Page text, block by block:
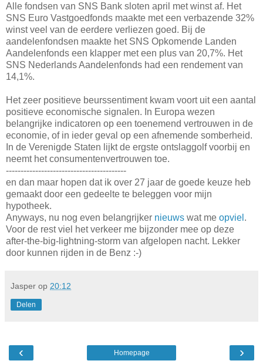
Alle fondsen van SNS Bank sloten april met winst af. Het
SNS Euro Vastgoedfonds maakte met een verbazende 32%
winst veel van de eerdere verliezen goed. Bij de
aandelenfondsen maakte het SNS Opkomende Landen
Aandelenfonds een klapper met een plus van 20,7%. Het
SNS Nederlands Aandelenfonds had een rendement van
14,1%.
Het zeer positieve beurssentiment kwam voort uit een aantal
positieve economische signalen. In Europa wezen
belangrijke indicatoren op een toenemend vertrouwen in de
economie, of in ieder geval op een afnemende somberheid.
In de Verenigde Staten lijkt de ergste ontslaggolf voorbij en
neemt het consumentenvertrouwen toe.
-----------------------------------------
en dan maar hopen dat ik over 27 jaar de goede keuze heb
gemaakt door een gedeelte te beleggen voor mijn
hypotheek.
Anyways, nu nog even belangrijker nieuws wat me opviel .
Voor de rest viel het verkeer me bijzonder mee op deze
after-the-big-lightning-storm van afgelopen nacht. Lekker
door kunnen rijden in de Benz :-)
Jasper op 20:12
Delen
‹ ›
Homepage